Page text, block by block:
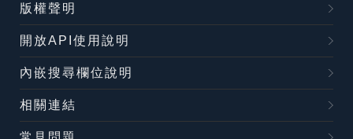
版權聲明
開放API使用說明
內嵌搜尋欄位說明
相關連結